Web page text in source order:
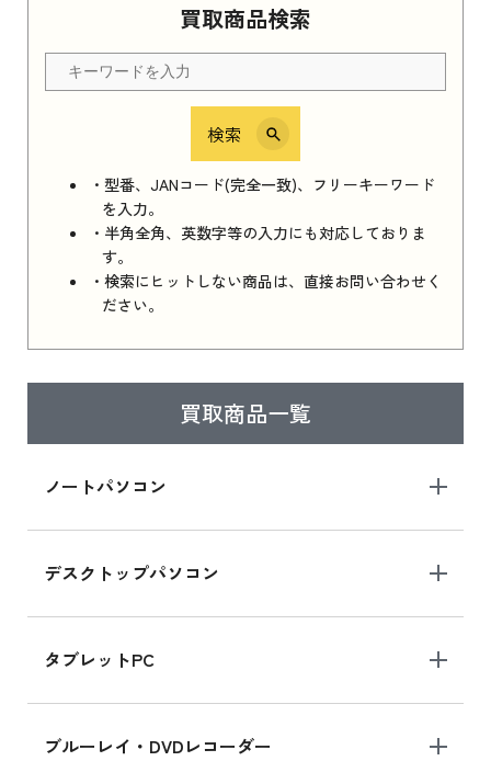
買取商品検索
検索
・型番、JANコード(完全一致)、フリーキーワード
を入力。
・半角全角、英数字等の入力にも対応しておりま
す。
・検索にヒットしない商品は、直接お問い合わせく
ださい。
買取商品一覧
ノートパソコン
デスクトップパソコン
タブレットPC
ブルーレイ・DVDレコーダー
Apple Watch Series 11 2025 新品買取価格はこ
ちら
iPhone 16e シリーズ 2025
iPhone 16e シリーズ 2025 新品買取価格はこち
ら
iPad 11インチ 2025年春モデル
はこちら
ら
iPad mini シリーズ 2024
iPad mini 8.3インチ の新品買取価格
iPhone 16 シリーズ
iPhone 16 の新品買取価格